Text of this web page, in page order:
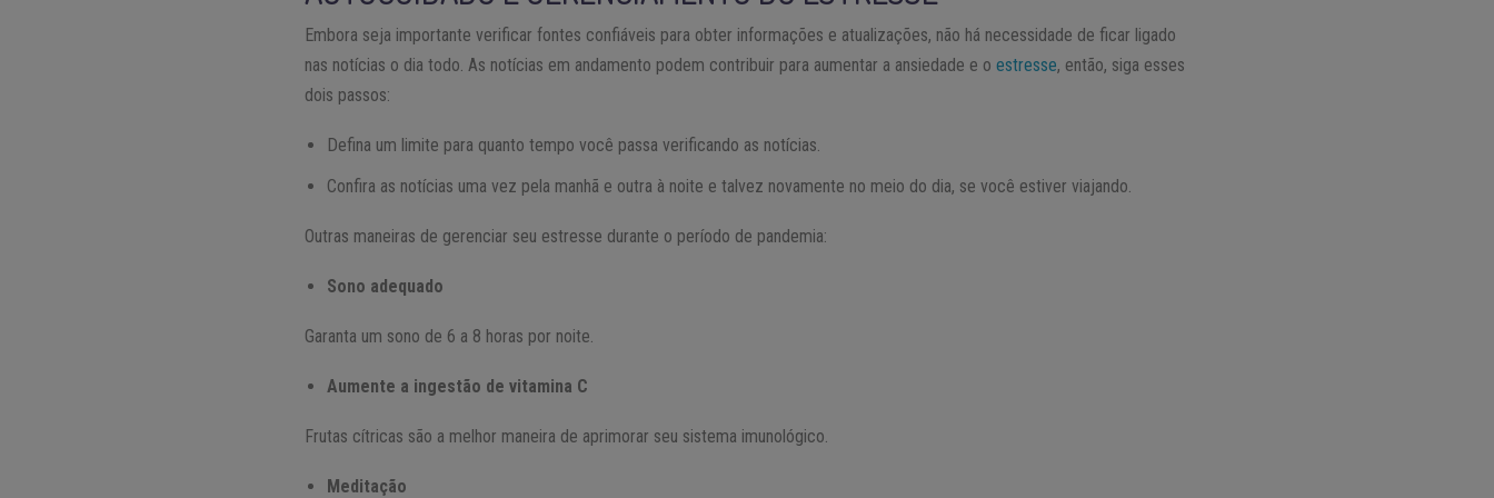
Embora seja importante verificar fontes confiáveis ​​para obter informações e atualizações, não há necessidade de ficar ligado
nas notícias o dia todo. As notícias em andamento podem contribuir para aumentar a ansiedade e oestresse, então, siga esses
dois passos:
Defina um limite para quanto tempo você passa verificando as notícias.
Confira as notícias uma vez pela manhã e outra à noite e talvez novamente no meio do dia, se você estiver viajando.
Outras maneiras de gerenciar seu estresse durante o período de pandemia:
Sono adequado
Garanta um sono de 6 a 8 horas por noite.
Aumente a ingestão de vitamina C
Frutas cítricas são a melhor maneira de aprimorar seu sistema imunológico.
Meditação